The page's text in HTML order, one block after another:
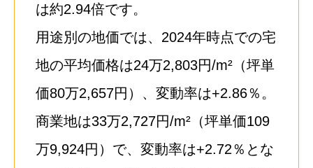
は約2.94倍です。
用途別の地価では、2024年時点での宅
地の平均価格は24万2,803円/m²（坪単
価80万2,657円）、変動率は+2.86％。
商業地は33万2,727円/m²（坪単価109
万9,924円）で、変動率は+2.72％とな